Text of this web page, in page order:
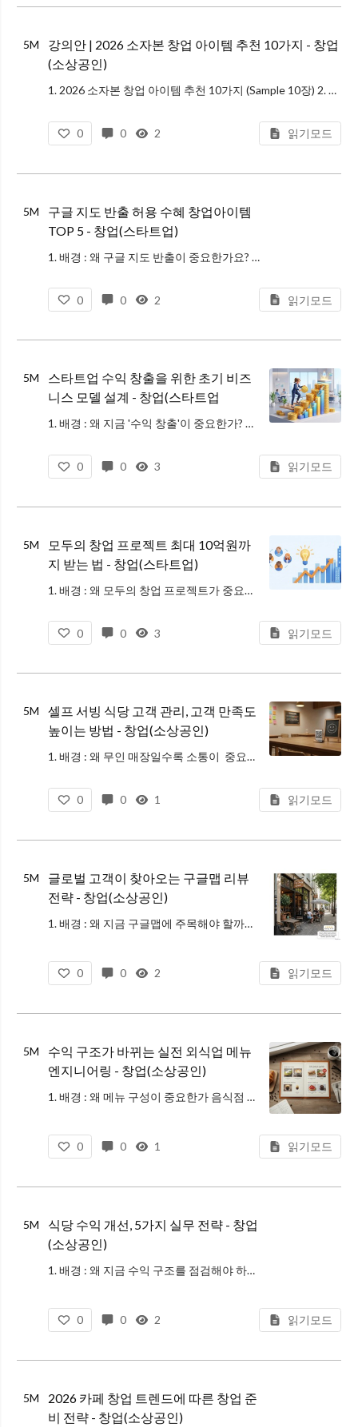
5M
강의안 | 2026 소자본 창업 아이템 추천 10가지 - 창업
(소상공인)
1. 2026 소자본 창업 아이템 추천 10가지 (Sample 10장) 2. 2026 소자본 창업 아이템 추천 10가지 (전체 강의안) https://docs.google.com/presentation/d/e/2PACX-1v
0 0 2 읽기모드
5M
구글 지도 반출 허용 수혜 창업아이템
TOP 5 - 창업(스타트업)
1. 배경 : 왜 구글 지도 반출이 중요한가요? 그동안 한국은 보안상의 이유로 정밀 지도 데이터의 국외 반출을 제한해 왔습니다. 이로 인해 구글 맵에서 도보 길 찾기나 내비게이션 기능이 반쪽짜리에 그쳤고, 이는 한국을 방문하는
0 0 2 읽기모드
5M
스타트업 수익 창출을 위한 초기 비즈
니스 모델 설계 - 창업(스타트업
1. 배경 : 왜 지금 '수익 창출'이 중요한가? 과거에는 가입자 수만 많으면 적자가 나도 투자를 받을 수 있었습니다. 하지만 최근 유명 플랫폼들의 연쇄 파산 사태 이후 시장의 분위기는 완전히 바뀌었습니다. 이제 투자자들은 "나
0 0 3 읽기모드
5M
모두의 창업 프로젝트 최대 10억원까
지 받는 법 - 창업(스타트업)
1. 배경 : 왜 모두의 창업 프로젝트가 중요한가요? 2026년 정부는 일자리를 '찾는 시대'에서 스스로 '만드는 시대'로의 패러다임 전환을 선언했습니다. 그 핵심이 바로 모두의 창업 프로젝트입니다. 기존 지원 사업들이 이미 사
0 0 3 읽기모드
5M
셀프 서빙 식당 고객 관리, 고객 만족도
높이는 방법 - 창업(소상공인)
1. 배경 : 왜 무인 매장일수록 소통이 중요할까? 최근 인건비 상승과 구인난으로 인해 무인 매장 고객 소통의 중요성이 날로 커지고 있습니다. 직원이 없는 셀프 서빙 식당은 운영 효율은 높지만, 고객 입장에서는 '방치되었다'는
0 0 1 읽기모드
5M
글로벌 고객이 찾아오는 구글맵 리뷰
전략 - 창업(소상공인)
1. 배경 : 왜 지금 구글맵에 주목해야 할까요? 과거에는 구글맵이 주로 해외여행이나 외국인 관광객을 위한 지도였다면, 최근 분위기는 완전히 달라졌습니다. 국내에서도 안드로이드폰 기본 탑재와 더불어, 광고성 정보가 적고 신뢰할
0 0 2 읽기모드
5M
수익 구조가 바뀌는 실전 외식업 메뉴
엔지니어링 - 창업(소상공인)
1. 배경 : 왜 메뉴 구성이 중요한가 음식점 경영에서 메뉴판은 단순한 안내판이 아니라 가장 강력한 마케팅 도구이자 설계도입니다. 많은 사장님이 '내가 잘하는 음식'을 모두 나열하기만 하지만, 이는 재고 관리의 어려움과 수익성
0 0 1 읽기모드
5M
식당 수익 개선, 5가지 실무 전략 - 창업
(소상공인)
1. 배경 : 왜 지금 수익 구조를 점검해야 하는가? 최근 외식업계는 '3고(고물가, 고금리, 고환율)' 현상과 가파른 인건비 상승으로 인해 유례없는 위기를 맞고 있습니다. 단순히 매출액이 높다고 해서 안심할 수 있는 시대는 지
0 0 2 읽기모드
5M
2026 카페 창업 트렌드에 따른 창업 준
비 전략 - 창업(소상공인)